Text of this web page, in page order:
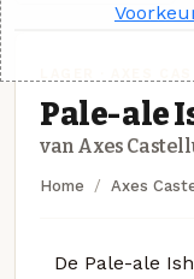
Pale-ale
van Axes
Home Axes
De Pale-ale